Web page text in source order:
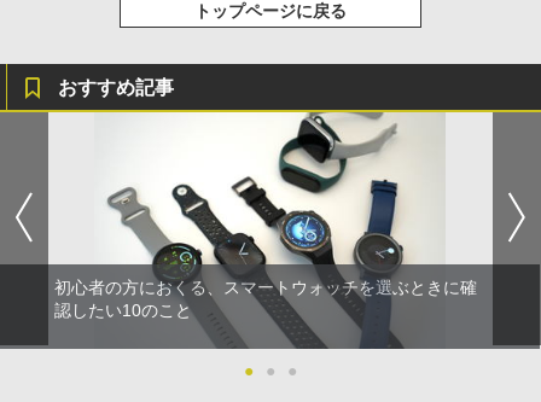
トップページに戻る
おすすめ記事
初心者の方におくる、スマートウォッチを選ぶときに確
認したい10のこと
● ● ●